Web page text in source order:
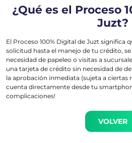
¿Qué es el Proceso
Juzt?
El Proceso 100% Digital de Juzt significa
solicitud hasta el manejo de tu crédito, se
necesidad de papeleo o visitas a
una tarjeta de crédito sin necesidad de
la aprobación inmediata (sujeta a ciertas
cuenta directamente desde tu
complicaciones!
VOLVER